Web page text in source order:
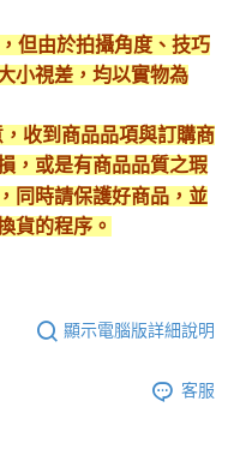
但由於拍攝角度、技巧
小視差，均以實物為
收到商品品項與訂購商
，或是有商品品質之瑕
同時請保護好商品，並
貨的程序。
顯示電腦版詳細說明
客服